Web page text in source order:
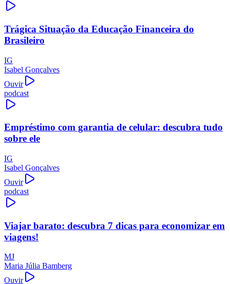
Trágica Situação da Educação Financeira do
Brasileiro
IG
Isabel Gonçalves
Ouvir
podcast
Empréstimo com garantia de celular: descubra tudo
sobre ele
IG
Isabel Gonçalves
Ouvir
podcast
Viajar barato: descubra 7 dicas para economizar em
viagens!
MJ
Maria Júlia Bamberg
Ouvir